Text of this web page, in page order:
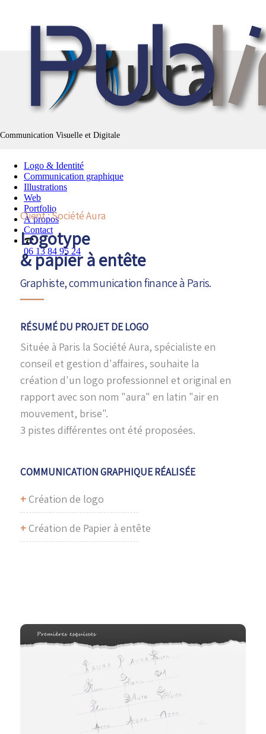
Communication Visuelle et Digitale
Logo & Identité
Communication graphique
Illustrations
Web
Portfolio
À propos
Contact
06 13 84 95 24
Client : Société Aura
Logotype
& papier à entête
Graphiste, communication finance à Paris.
RÉSUMÉ DU PROJET DE LOGO
Située à Paris la Société Aura, spécialiste en
conseil et gestion d'affaires, souhaite la
création d'un logo professionnel et original en
rapport avec son nom "aura" en latin "air en
mouvement, brise".
3 pistes différentes ont été proposées.
COMMUNICATION GRAPHIQUE RÉALISÉE
+Création de logo
+Création de Papier à entête